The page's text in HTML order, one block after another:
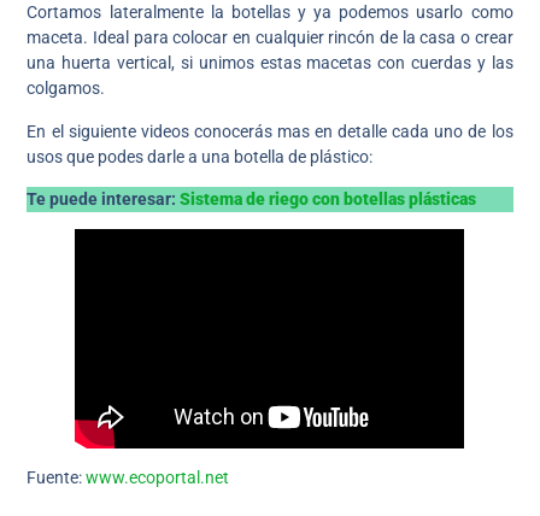
Cortamos lateralmente la botellas y ya podemos usarlo como
maceta. Ideal para colocar en cualquier rincón de la casa o crear
una huerta vertical, si unimos estas macetas con cuerdas y las
colgamos.
En el siguiente videos conocerás mas en detalle cada uno de los
usos que podes darle a una botella de plástico:
Te puede interesar:Sistema de riego con botellas plásticas
Fuente:www.ecoportal.net